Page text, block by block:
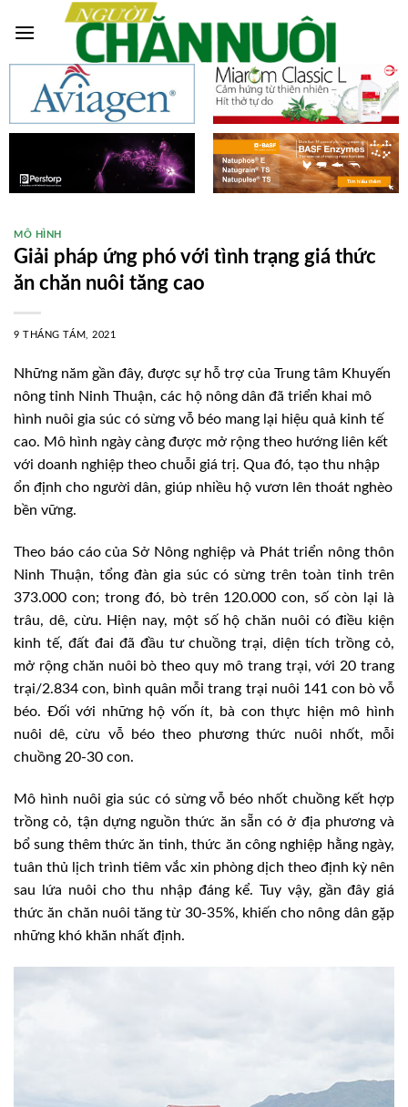
MÔ HÌNH
Giải pháp ứng phó với tình trạng giá thức
ăn chăn nuôi tăng cao
9 THÁNG TÁM, 2021
Những năm gần đây, được sự hỗ trợ của Trung tâm Khuyến
nông tỉnh Ninh Thuận, các hộ nông dân đã triển khai mô
hình nuôi gia súc có sừng vỗ béo mang lại hiệu quả kinh tế
cao. Mô hình ngày càng được mở rộng theo hướng liên kết
với doanh nghiệp theo chuỗi giá trị. Qua đó, tạo thu nhập
ổn định cho người dân, giúp nhiều hộ vươn lên thoát nghèo
bền vững.
Theo báo cáo của Sở Nông nghiệp và Phát triển nông thôn
Ninh Thuận, tổng đàn gia súc có sừng trên toàn tỉnh trên
373.000 con; trong đó, bò trên 120.000 con, số còn lại là
trâu, dê, cừu. Hiện nay, một số hộ chăn nuôi có điều kiện
kinh tế, đất đai đã đầu tư chuồng trại, diện tích trồng cỏ,
mở rộng chăn nuôi bò theo quy mô trang trại, với 20 trang
trại/2.834 con, bình quân mỗi trang trại nuôi 141 con bò vỗ
béo. Đối với những hộ vốn ít, bà con thực hiện mô hình
nuôi dê, cừu vỗ béo theo phương thức nuôi nhốt, mỗi
chuồng 20-30 con.
Mô hình nuôi gia súc có sừng vỗ béo nhốt chuồng kết hợp
trồng cỏ, tận dựng nguồn thức ăn sẵn có ở địa phương và
bổ sung thêm thức ăn tinh, thức ăn công nghiệp hằng ngày,
tuân thủ lịch trình tiêm vắc xin phòng dịch theo định kỳ nên
sau lứa nuôi cho thu nhập đáng kể. Tuy vậy, gần đây giá
thức ăn chăn nuôi tăng từ 30-35%, khiến cho nông dân gặp
những khó khăn nhất định.